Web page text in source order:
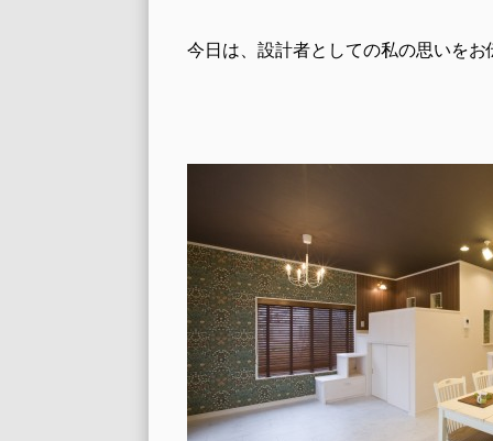
今日は、設計者としての私の思いをお